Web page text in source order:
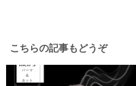
こちらの記事もどうぞ